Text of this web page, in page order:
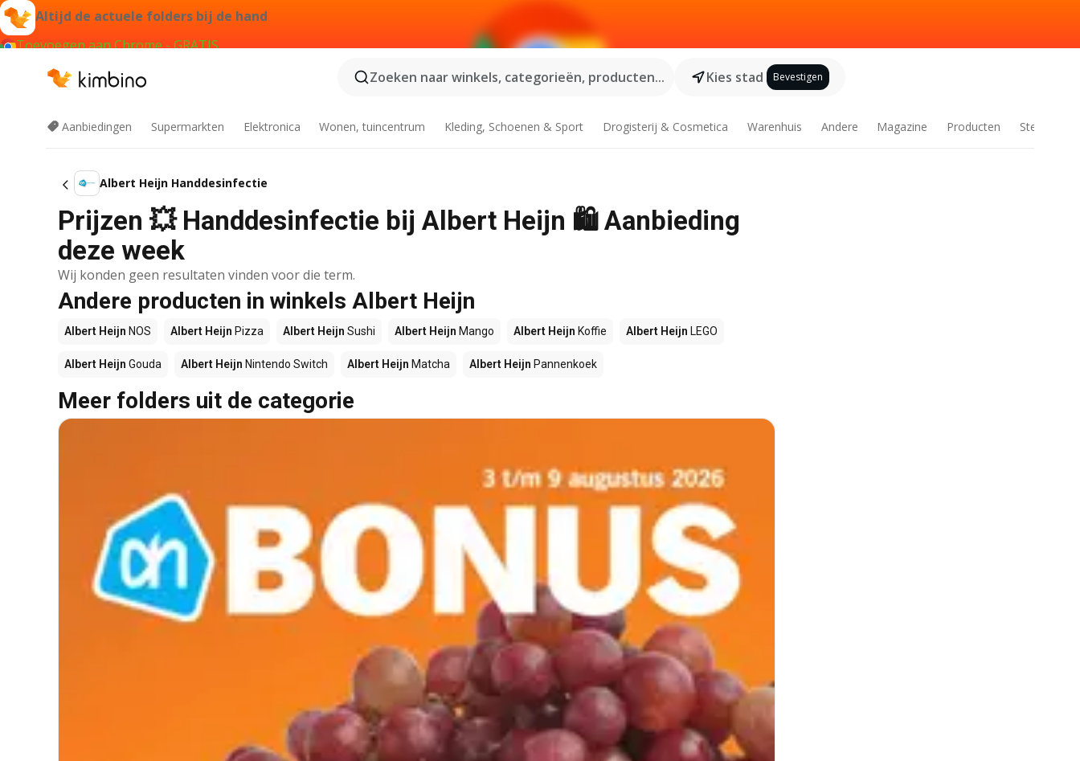
Altijd de actuele folders bij de hand
Toevoegen aan Chrome - GRATIS
Zoeken naar winkels, categorieën, producten...
Kies stad Bevestigen
Aanbiedingen Supermarkten Elektronica Wonen, tuincentrum Kleding, Schoenen & Sport Drogisterij & Cosmetica Warenhuis Andere Magazine Producten Steden
Albert Heijn Handdesinfectie
Prijzen 💥 Handdesinfectie bij Albert Heijn 🛍️ Aanbieding
deze week
Wij konden geen resultaten vinden voor die term.
Andere producten in winkels Albert Heijn
Albert Heijn NOS Albert Heijn Pizza Albert Heijn Sushi Albert Heijn Mango Albert Heijn Koffie Albert Heijn LEGO
Albert Heijn Gouda Albert Heijn Nintendo Switch Albert Heijn Matcha Albert Heijn Pannenkoek
Meer folders uit de categorie